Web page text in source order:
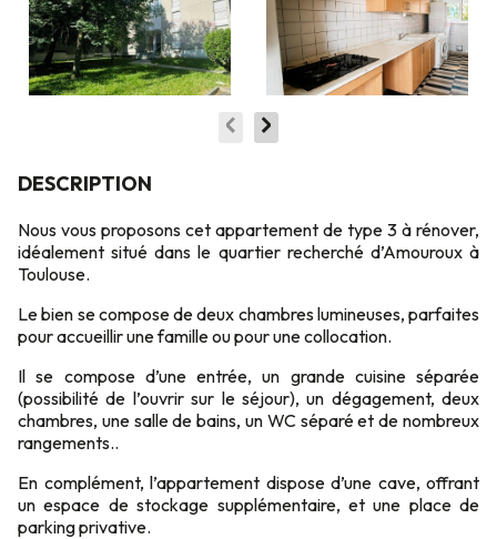
DESCRIPTION
Nous vous proposons cet appartement de type 3 à rénover,
idéalement situé dans le quartier recherché d’Amouroux à
Toulouse.
Le bien se compose de deux chambres lumineuses, parfaites
pour accueillir une famille ou pour une collocation.
Il se compose d’une entrée, un grande cuisine séparée
(possibilité de l’ouvrir sur le séjour), un dégagement, deux
chambres, une salle de bains, un WC séparé et de nombreux
rangements..
En complément, l’appartement dispose d’une cave, offrant
un espace de stockage supplémentaire, et une place de
parking privative.